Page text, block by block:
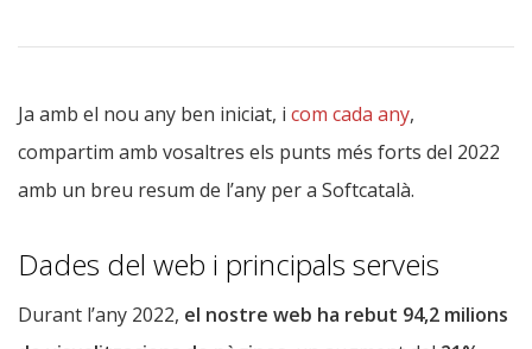
Ja amb el nou any ben iniciat, i com cada any,
compartim amb vosaltres els punts més forts del 2022
amb un breu resum de l’any per a Softcatalà.
Dades del web i principals serveis
Durant l’any 2022, el nostre web ha rebut 94,2 milions